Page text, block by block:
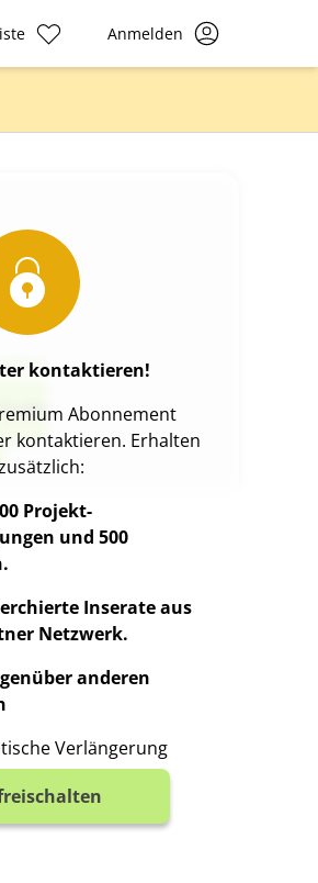
Anmelden
kontaktieren!
Abonnement
kontaktieren. Erhalten
Projekt-
und 500
Inserate aus
Netzwerk.
anderen
Verlängerung